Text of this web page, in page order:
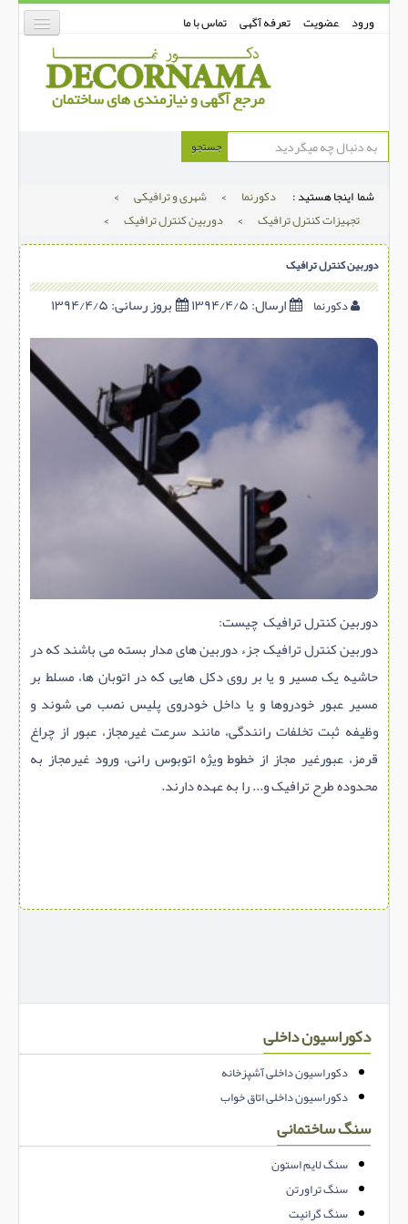
ورود عضویت تعرفه آگهی تماس با ما
دکورنما
دیوارپوش
دکوراسیون داخلی
درب و پنجره
بتن-بتون
شهری ترافیکی
مصالح ساختمانی
سازه پیش ساخته
سنگ ساختمانی
سرویس بهداشتی
برقی,روشنایی,ایمنی
تاسیسات ساختمان
ابزار آلات ساختمانی
تعمیر و نگهداری ساختمان
محوطه سازی و نما
ماشین آلات ساختمانی
ژئوتکنیک
متفرقه
جستجو
شما اینجا هستید : دکورنما > شهری و ترافیکی
>
تجهیزات کنترل ترافیک
> دوربین کنترل ترافیک >
دوربین کنترل ترافیک
دکورنما ارسال:۱۳۹۴/۴/۵ بروز رسانی:
دوربین کنترل ترافیک چیست:
دوربین کنترل ترافیک جزء دوربین های مدار بسته می باشند که در
حاشیه یک مسیر و یا بر روی دکل هایی که در اتوبان ها، مسلط بر
مسیر عبور خودروها و یا داخل خودروی پلیس نصب می شوند و
وظیفه ثبت تخلفات رانندگی، مانند سرعت غیرمجاز، عبور از چراغ
قرمز، عبورغیر مجاز از خطوط ویژه اتوبوس رانی، ورود غیرمجاز به
محدوده طرح ترافیک و... را به عهده دارند.
دکوراسیون داخلی
دکوراسیون داخلی آشپزخانه
دکوراسیون داخلی اتاق خواب
سنگ ساختمانی
سنگ لایم استون
سنگ تراورتن
سنگ گرانیت